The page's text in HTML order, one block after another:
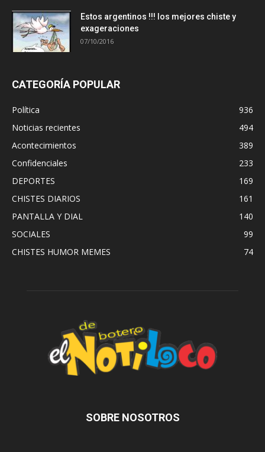
Estos argentinos !!! los mejores chiste y
exageraciones
07/10/2016
CATEGORÍA POPULAR
Política
936
Noticias recientes
494
Acontecimientos
389
Confidenciales
233
DEPORTES
169
CHISTES DIARIOS
161
PANTALLA Y DIAL
140
SOCIALES
99
CHISTES HUMOR MEMES
74
SOBRE NOSOTROS